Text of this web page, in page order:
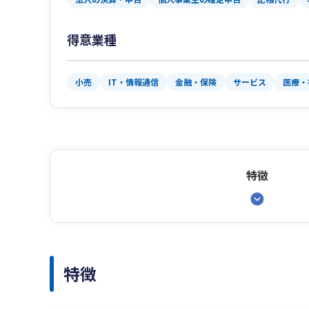
得意業種
小売 IT・情報通信 金融・保険 サービス 医療
特徴
特徴